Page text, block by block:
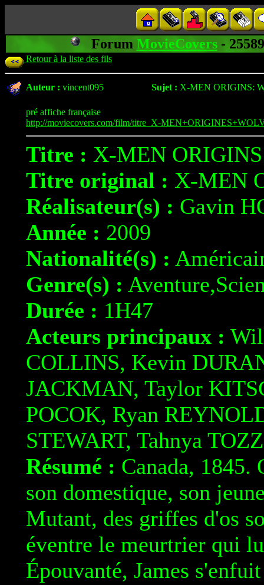
Forum MovieCovers-
Retour à la liste des fils
Auteur : vincent095 Sujet : X-MEN ORIGINS:
pré affiche française
http://moviecovers.com/film/titre_X-
Titre : X-MEN
Titre original : X-MEN
Réalisateur(s) : Gavin
Année : 2009
Nationalité(s) :
Genre(s) :
Durée : 1H47
Acteurs principaux :
COLLINS, Kevin
JACKMAN, Taylor
POCOK, Ryan
STEWART, Tahnya
Résumé : Canada, 1845.
son domestique, son
Mutant, des griffes d'os
éventre le meurtrier qui
Épouvanté, James